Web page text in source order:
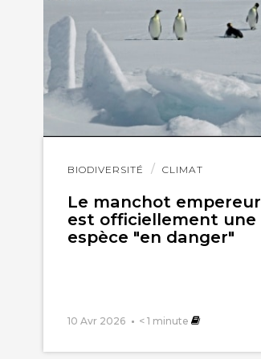
BIODIVERSITÉ CLIMAT
Le manchot empereur
est officiellement une
espèce "en danger"
10 Avr 2026 < 1 minute
Lire